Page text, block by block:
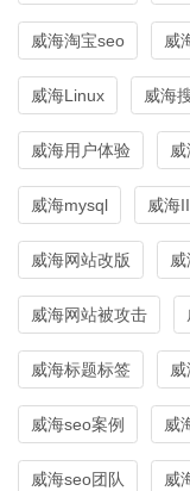
威海淘宝seo 威
威海Linux 威海
威海用户体验
威海mysql 威海
威海网站改版
威海网站被攻击
威海标题标签
威海seo案例 威
威海seo团队 威